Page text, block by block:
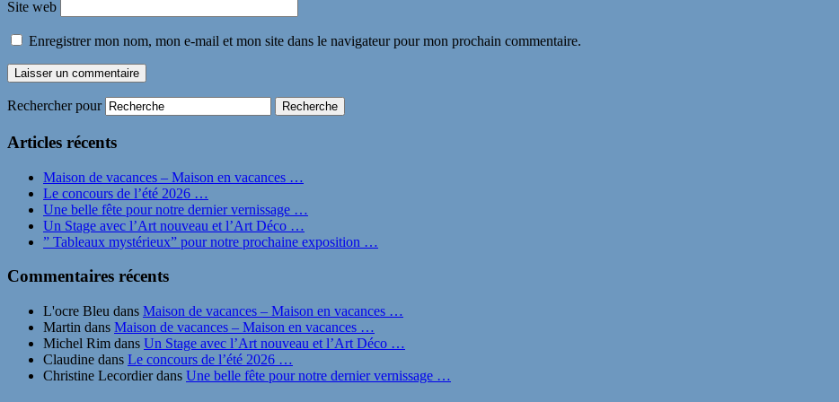
Site web
Enregistrer mon nom, mon e-mail et mon site dans le navigateur pour mon prochain commentaire.
Rechercher pour
Articles récents
Maison de vacances – Maison en vacances …
Le concours de l’été 2026 …
Une belle fête pour notre dernier vernissage …
Un Stage avec l’Art nouveau et l’Art Déco …
” Tableaux mystérieux” pour notre prochaine exposition …
Commentaires récents
L'ocre Bleu dans Maison de vacances – Maison en vacances …
Martin dans Maison de vacances – Maison en vacances …
Michel Rim dans Un Stage avec l’Art nouveau et l’Art Déco …
Claudine dans Le concours de l’été 2026 …
Christine Lecordierdans Une belle fête pour notre dernier vernissage …